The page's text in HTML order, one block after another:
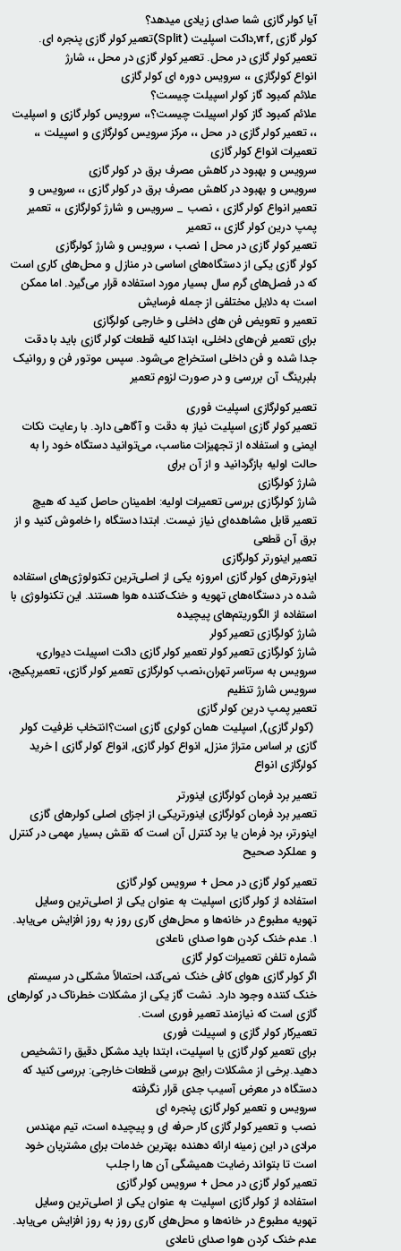
آیا کولر گازی شما صدای زیادی میدهد؟
کولر گازی ,vrf,داکت اسپلیت (Split)تعمیر کولر گازی پنجره ای.
تعمیر کولر گازی در محل. تعمیر کولر گازی در محل ،، شارژ
انواع کولرگازی ،، سرویس دوره ای کولر گازی
علائم کمبود گاز کولر اسپیلت چیست؟
علائم کمبود گاز کولر اسپیلت چیست؟،، سرویس کولر گازی و اسپلیت
،، تعمیر کولر گازی در محل ،، مرکز سرویس کولرگازی و اسپیلت ،،
تعمیرات انواع کولر گازی
سرویس و بهبود در کاهش مصرف برق در کولر گازی
سرویس و بهبود در کاهش مصرف برق در کولر گازی ،، سرویس و
تعمیر انواع کولر گازی ، نصب _ سرویس و شارژ کولرگازی ،، تعمیر
پمپ درین کولر گازی ،، تعمیر
تعمیر کولر گازی در محل | نصب ، سرویس و شارژ کولرگازی
کولر گازی یکی از دستگاه‌های اساسی در منازل و محل‌های کاری است
که در فصل‌های گرم سال بسیار مورد استفاده قرار می‌گیرد. اما ممکن
است به دلایل مختلفی از جمله فرسایش
تعمیر و تعویض فن های داخلی و خارجی کولرگازی
برای تعمیر فن‌های داخلی، ابتدا کلیه قطعات کولر گازی باید با دقت
جدا شده و فن داخلی استخراج می‌شود. سپس موتور فن و روانیک
بلبرینگ آن بررسی و در صورت لزوم تعمیر
تعمیر کولرگازی اسپلیت فوری
تعمیر کولر گازی اسپلیت نیاز به دقت و آگاهی دارد. با رعایت نکات
ایمنی و استفاده از تجهیزات مناسب، می‌توانید دستگاه خود را به
حالت اولیه بازگردانید و از آن برای
شارژ کولرگازی
شارژ کولرگازی بررسی تعمیرات اولیه: اطمینان حاصل کنید که هیچ
تعمیر قابل مشاهده‌ای نیاز نیست. ابتدا دستگاه را خاموش کنید و از
برق آن قطعی
تعمیر اینورتر کولرگازی
اینورترهای کولر گازی امروزه یکی از اصلی‌ترین تکنولوژی‌های استفاده
شده در دستگاه‌های تهویه و خنک‌کننده هوا هستند. این تکنولوژی با
استفاده از الگوریتم‌های پیچیده
شارژ کولرگازی تعمیر کولر
شارژ کولرگازی تعمیر کولر تعمیر کولر گازی داکت اسپیلت دیواری،
سرویس به سرتاسر تهران،نصب کولرگازی تعمیر کولر گازی، تعمیرپکیج،
سرویس شارژ تنظیم
تعمیر پمپ درین کولر گازی
(کولر گازی), اسپلیت همان کولری گازی است؟انتخاب ظرفیت کولر
گازی بر اساس متراژ منزل, انواع کولر گازی, انواع کولر گازی | خرید
کولرگازی انواع
تعمیر برد فرمان کولرگازی اینورتر
تعمیر برد فرمان کولرگازی اینورتریکی از اجزای اصلی کولرهای گازی
اینورتر، برد فرمان یا برد کنترل آن است که نقش بسیار مهمی در کنترل
و عملکرد صحیح
تعمیر کولر گازی در محل + سرویس کولر گازی
استفاده از کولر گازی اسپلیت به عنوان یکی از اصلی‌ترین وسایل
تهویه مطبوع در خانه‌ها و محل‌های کاری روز به روز افزایش می‌یابد.
۱. عدم خنک کردن هوا صدای ناعادی
شماره تلفن تعمیرات کولر گازی
اگر کولر گازی هوای کافی خنک نمی‌کند، احتمالاً مشکلی در سیستم
خنک کننده وجود دارد. نشت گاز یکی از مشکلات خطرناک در کولرهای
گازی است که نیازمند تعمیر فوری است.
تعمیرکار کولر گازی و اسپیلت فوری
برای تعمیر کولر گازی یا اسپلیت، ابتدا باید مشکل دقیق را تشخیص
دهید.برخی از مشکلات رایج بررسی قطعات خارجی: بررسی کنید که
دستگاه در معرض آسیب جدی قرار نگرفته
سرویس و تعمیر کولر گازی پنجره ای
نصب و تعمیر کولر گازی کار حرفه ای و پیچیده است، تیم مهندس
مرادی در این زمینه ارائه دهنده بهترین خدمات برای مشتریان خود
است تا بتواند رضایت همیشگی آن ها را جلب
تعمیر کولر گازی در محل + سرویس کولر گازی
استفاده از کولر گازی اسپلیت به عنوان یکی از اصلی‌ترین وسایل
تهویه مطبوع در خانه‌ها و محل‌های کاری روز به روز افزایش می‌یابد.
عدم خنک کردن هوا صدای ناعادی